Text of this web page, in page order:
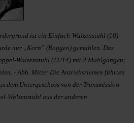
ist ein Einfach-Walzenstuhl (10)
nur „Korn” (Roggen) gemahlen. Das
Walzenstuhl (11/14) mit 2 Mahlgängen;
- Abb. Mitte: Die Antriebsriemen führten
dem Untergeschoss von der Transmission
Walzenstuhl aus der anderen